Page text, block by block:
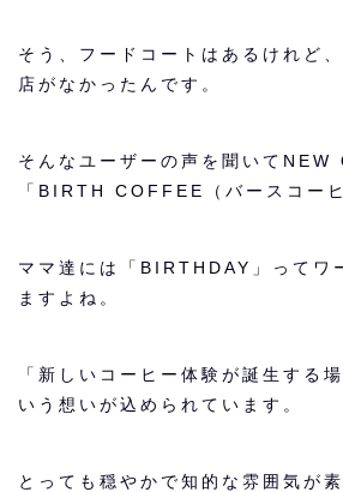
そう、フードコートはあるけれど
店がなかったんです。
そんなユーザーの声を聞いてNEW
「BIRTH COFFEE（バースコー
ママ達には「BIRTHDAY」ってワ
ますよね。
「新しいコーヒー体験が誕生する
いう想いが込められています。
とっても穏やかで知的な雰囲気が